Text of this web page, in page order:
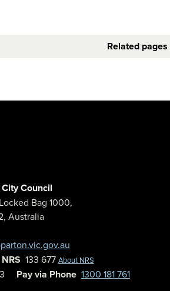
Related pages
Council
Bag 1000,
, Australia
NRS 133 677 About NRS
Pay via Phone 1300 181 761